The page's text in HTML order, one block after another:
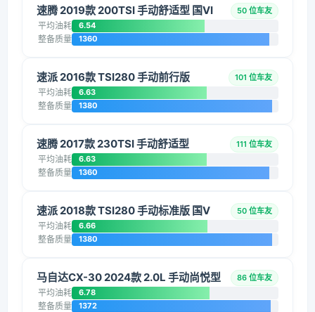
速腾 2019款 200TSI 手动舒适型 国VI 50 位车友
平均油耗 6.54
整备质量 1360
速派 2016款 TSI280 手动前行版 101 位车友
平均油耗 6.63
整备质量 1380
速腾 2017款 230TSI 手动舒适型 111 位车友
平均油耗 6.63
整备质量 1360
速派 2018款 TSI280 手动标准版 国V 50 位车友
平均油耗 6.66
整备质量 1380
马自达CX-30 2024款 2.0L 手动尚悦型 86 位车友
平均油耗 6.78
整备质量 1372